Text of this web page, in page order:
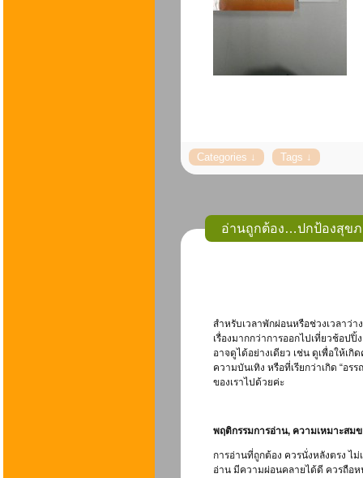
อ่านถูกต้อง…ปกป้องสุข
สำหรับเวลาพักผ่อนหรือช่วงเวลาว่
เรื่องมากกว่าการออกไปเที่ยวช้อป
อาจดูได้อย่างเดียว เช่น ดูเพื่อให้เ
ความบันเทิง หรือที่เรียกว่าเกิด “อ
ของเราไปด้วยค่ะ
พฤติกรรมการอ่าน, ความเหมาะสม
การอ่านที่ถูกต้อง ควรนั่งหลังตรง ไ
อ่าน มีความผ่อนคลายได้ดี ควรถือ